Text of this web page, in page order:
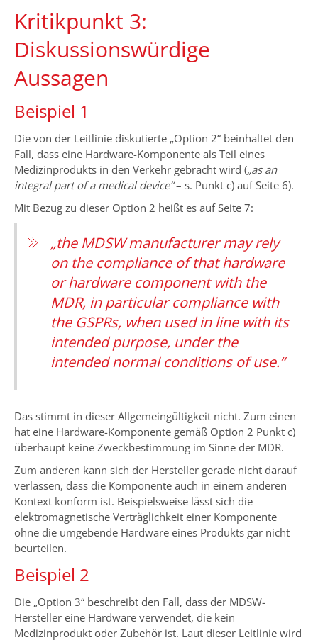
Kritikpunkt 3:
Diskussionswürdige
Aussagen
Beispiel 1
Die von der Leitlinie diskutierte „Option 2“ beinhaltet den
Fall, dass eine Hardware-Komponente als Teil eines
Medizinprodukts in den Verkehr gebracht wird („as an
integral part of a medical device“– s. Punkt c) auf Seite 6).
Mit Bezug zu dieser Option 2 heißt es auf Seite 7:
„the MDSW manufacturer may rely
on the compliance of that hardware
or hardware component with the
MDR, in particular compliance with
the GSPRs, when used in line with its
intended purpose, under the
intended normal conditions of use.“
Das stimmt in dieser Allgemeingültigkeit nicht. Zum einen
hat eine Hardware-Komponente gemäß Option 2 Punkt c)
überhaupt keine Zweckbestimmung im Sinne der MDR.
Zum anderen kann sich der Hersteller gerade nicht darauf
verlassen, dass die Komponente auch in einem anderen
Kontext konform ist. Beispielsweise lässt sich die
elektromagnetische Verträglichkeit einer Komponente
ohne die umgebende Hardware eines Produkts gar nicht
beurteilen.
Beispiel 2
Die „Option 3“ beschreibt den Fall, dass der MDSW-
Hersteller eine Hardware verwendet, die kein
Medizinprodukt oder Zubehör ist. Laut dieser Leitlinie wird